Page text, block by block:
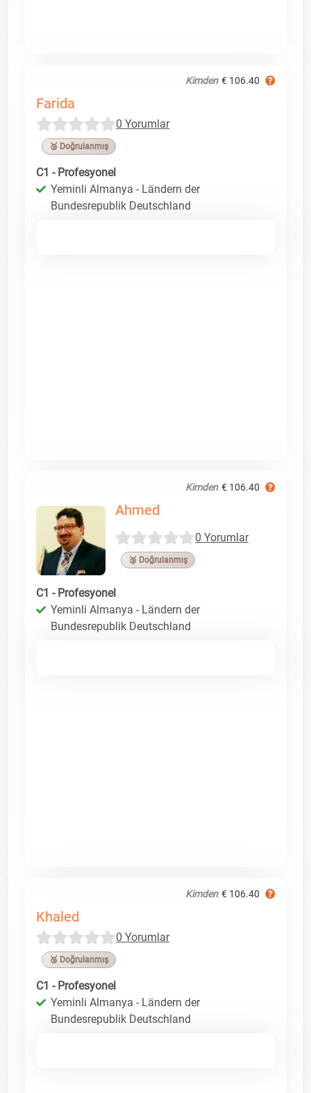
Kimden € 106.40
Farida
0 Yorumlar
🥉 Doğrulanmış
C1 - Profesyonel
Yeminli Almanya - Ländern der
Bundesrepublik Deutschland
Kimden € 106.40
Ahmed
0 Yorumlar
🥉 Doğrulanmış
C1 - Profesyonel
Yeminli Almanya - Ländern der
Bundesrepublik Deutschland
Kimden € 106.40
Khaled
0 Yorumlar
🥉 Doğrulanmış
C1 - Profesyonel
Yeminli Almanya - Ländern der
Bundesrepublik Deutschland